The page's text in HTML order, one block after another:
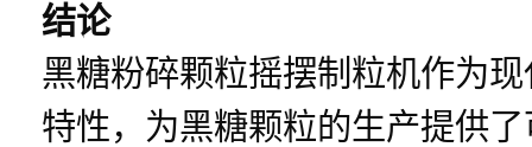
结论
黑糖粉碎颗粒摇摆制粒机作为
特性，为黑糖颗粒的生产提供